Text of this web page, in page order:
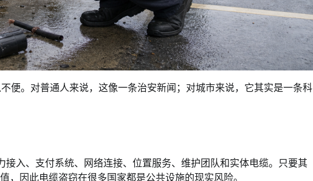
便。对普通人来说，这像一条治安新闻；对城市来说，它其实是一条科
入、支付系统、网络连接、位置服务、维护团队和实体电缆。只要其
，因此电缆盗窃在很多国家都是公共设施的现实风险。